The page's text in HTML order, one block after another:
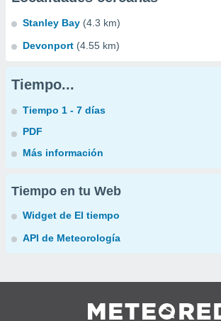
Stanley Bay (4.3 km)
Devonport (4.55 km)
Tiempo...
Tiempo 1 - 7 días
PDF
Más información
Tiempo en tu Web
Widget de El tiempo
API de Meteorología